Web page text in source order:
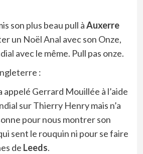
son plus beau pull àAuxerre
un Noël Anal avec son Onze,
avec le même. Pull pas onze.
:
Gerrard Mouillée à l’aide
sur Thierry Henry mais n’a
pour nous montrer son
sent le rouquin ni pour se faire
de Leeds.